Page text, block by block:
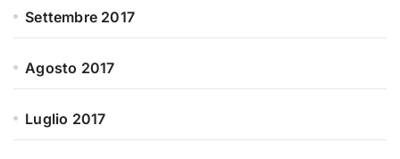
Settembre 2017
Agosto 2017
Luglio 2017